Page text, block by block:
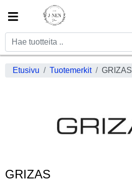
Etusivu Tuotemerkit GRIZAS
GRIZAS